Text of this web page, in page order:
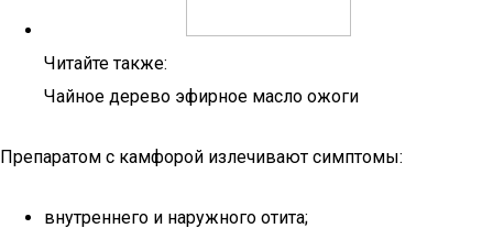
Читайте также:
Чайное дерево эфирное масло ожоги
Препаратом с камфорой излечивают симптомы:
внутреннего и наружного отита;